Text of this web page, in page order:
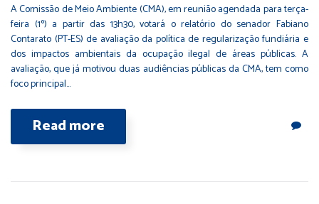
A Comissão de Meio Ambiente (CMA), em reunião agendada para terça-
feira (1º) a partir das 13h30, votará o relatório do senador Fabiano
Contarato (PT-ES) de avaliação da política de regularização fundiária e
dos impactos ambientais da ocupação ilegal de áreas públicas. A
avaliação, que já motivou duas audiências públicas da CMA, tem como
foco principal…
Read more